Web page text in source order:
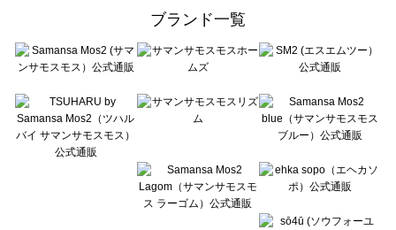
sō4ū（ソウフォーユー）のシャツ・ブラウス一覧
Te chichi（テチチ）のシャツ・ブラウス一覧
Te chichi CLASSIC（テチチ クラシック）のシャツ・ブラウス一覧
Lugnoncure（ルノンキュール）のシャツ・ブラウス一覧
BETTY'S BLUE（べティーズブルー）のシャツ・ブラウス一覧
Wpc.（ワールドパーティー）のシャツ・ブラウス一覧
ブランド一覧